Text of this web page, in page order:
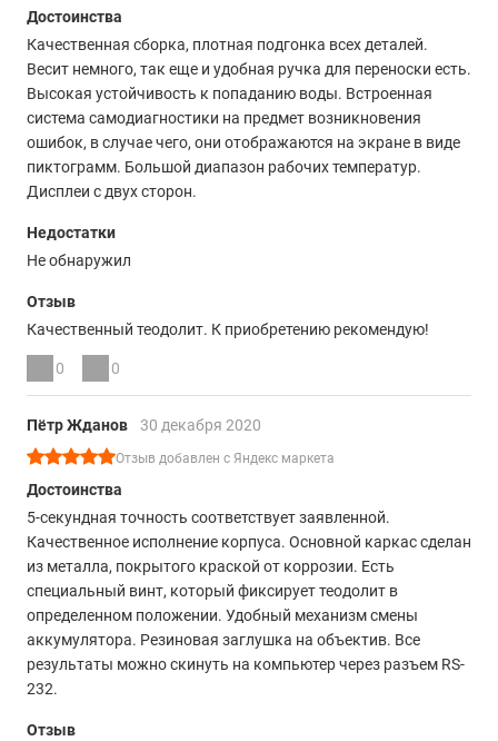
Достоинства
Качественная сборка, плотная подгонка всех деталей.
Весит немного, так еще и удобная ручка для переноски есть.
Высокая устойчивость к попаданию воды. Встроенная
система самодиагностики на предмет возникновения
ошибок, в случае чего, они отображаются на экране в виде
пиктограмм. Большой диапазон рабочих температур.
Дисплеи с двух сторон.
Недостатки
Не обнаружил
Отзыв
Качественный теодолит. К приобретению рекомендую!
0 0
Пётр Жданов 30 декабря 2020
Отзыв добавлен с Яндекс маркета
Достоинства
5-секундная точность соответствует заявленной.
Качественное исполнение корпуса. Основной каркас сделан
из металла, покрытого краской от коррозии. Есть
специальный винт, который фиксирует теодолит в
определенном положении. Удобный механизм смены
аккумулятора. Резиновая заглушка на объектив. Все
результаты можно скинуть на компьютер через разъем RS-
232.
Отзыв